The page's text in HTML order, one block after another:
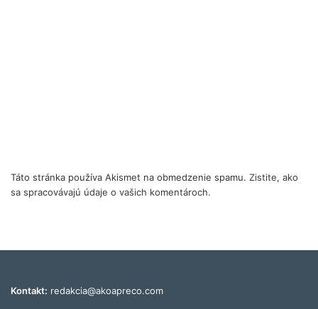
Táto stránka používa Akismet na obmedzenie spamu. Zistite, ako
sa spracovávajú údaje o vašich komentároch.
Kontakt: redakcia@akoapreco.com